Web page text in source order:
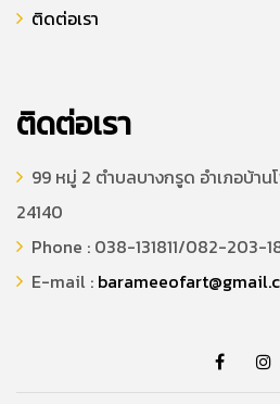
ติดต่อเรา
ติดต่อเรา
99 หมู่ 2 ตำบลบางกรูด อำเภอบ้าน
24140
Phone : 038-131811/082-203-
E-mail :